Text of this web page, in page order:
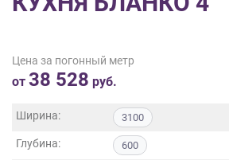
Цена за погонный метр
от 38 528 руб.
Ширина: 3100
Глубина: 600
данных ,
Согласие
обработку